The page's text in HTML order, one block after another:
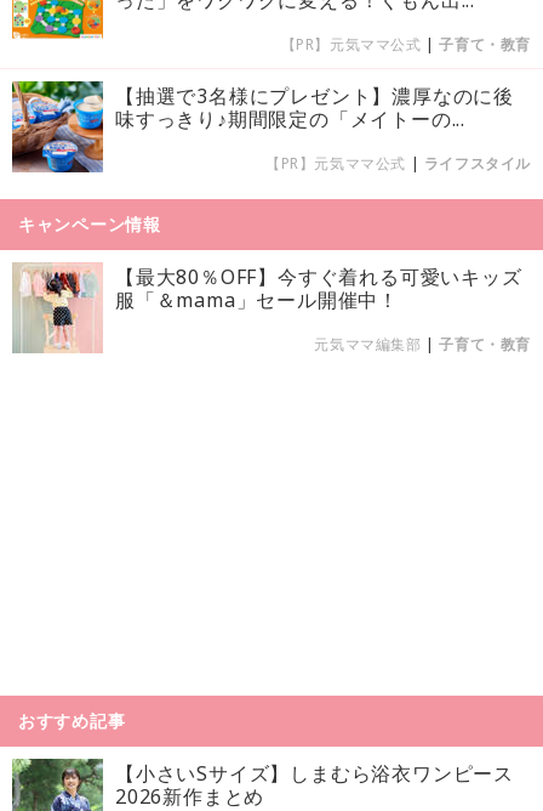
【PR】元気ママ公式 |子育て・教育
【抽選で3名様にプレゼント】濃厚なのに後
味すっきり♪期間限定の「メイトーの...
【PR】元気ママ公式 | ライフスタイル
キャンペーン情報
【最大80％OFF】今すぐ着れる可愛いキッズ
服「＆mama」セール開催中！
元気ママ編集部 |子育て・教育
おすすめ記事
【小さいSサイズ】しまむら浴衣ワンピース
2026新作まとめ